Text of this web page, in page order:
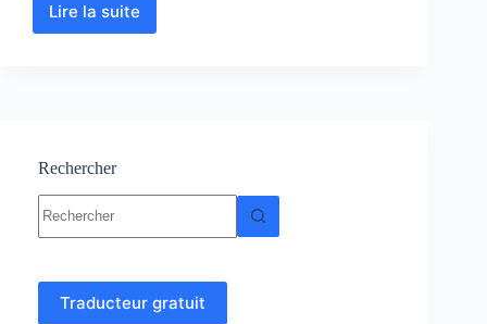
Lire la suite
Génétique
et
corrigés
Rechercher
résultat
Traducteur gratuit